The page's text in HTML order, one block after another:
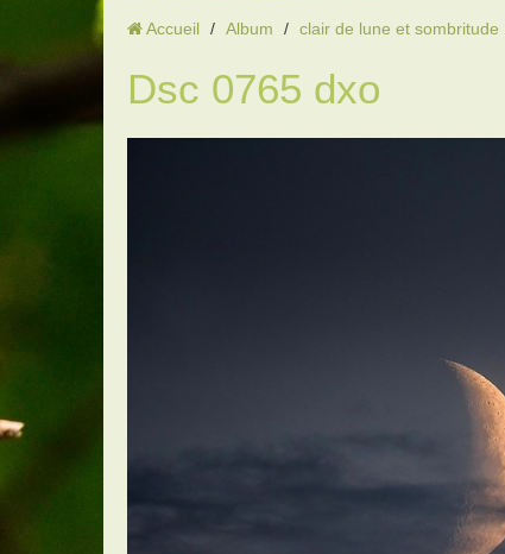
Accueil / Album / clair de lune et sombritude
Dsc 0765 dxo